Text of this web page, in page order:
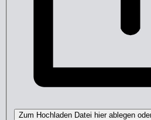
Zum Hochladen Datei hier ablegen